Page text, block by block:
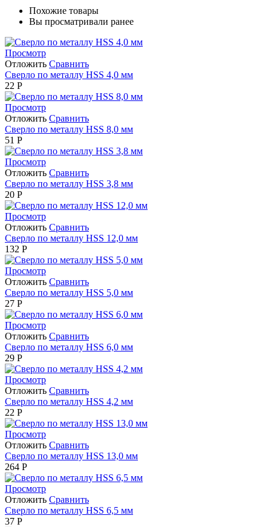
Похожие товары
Вы просматривали ранее
Просмотр
Отложить Сравнить
Сверло по металлу HSS 4,0 мм
22 Р
Просмотр
Отложить Сравнить
Сверло по металлу HSS 8,0 мм
51 Р
Просмотр
Отложить Сравнить
Сверло по металлу HSS 3,8 мм
20 Р
Просмотр
Отложить Сравнить
Сверло по металлу HSS 12,0 мм
132 Р
Просмотр
Отложить Сравнить
Сверло по металлу HSS 5,0 мм
27 Р
Просмотр
Отложить Сравнить
Сверло по металлу HSS 6,0 мм
29 Р
Просмотр
Отложить Сравнить
Сверло по металлу HSS 4,2 мм
22 Р
Просмотр
Отложить Сравнить
Сверло по металлу HSS 13,0 мм
264 Р
Просмотр
Отложить Сравнить
Сверло по металлу HSS 6,5 мм
37 Р